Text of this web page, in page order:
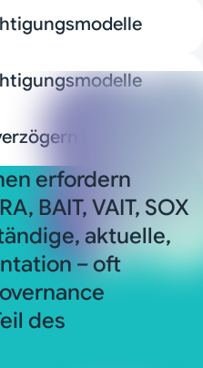
den Go-Live
erfordern
BAIT, VAIT, SOX
aktuelle,
– oft
des